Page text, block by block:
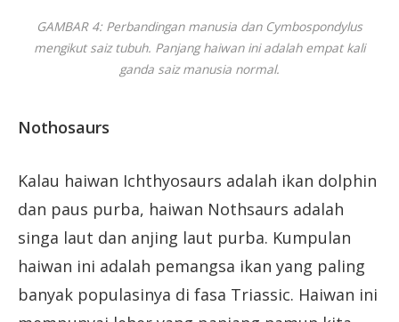
GAMBAR 4: Perbandingan manusia dan Cymbospondylus
mengikut saiz tubuh. Panjang haiwan ini adalah empat kali
ganda saiz manusia normal.
Nothosaurs
Kalau haiwan Ichthyosaurs adalah ikan dolphin
dan paus purba, haiwan Nothsaurs adalah
singa laut dan anjing laut purba. Kumpulan
haiwan ini adalah pemangsa ikan yang paling
banyak populasinya di fasa Triassic. Haiwan ini